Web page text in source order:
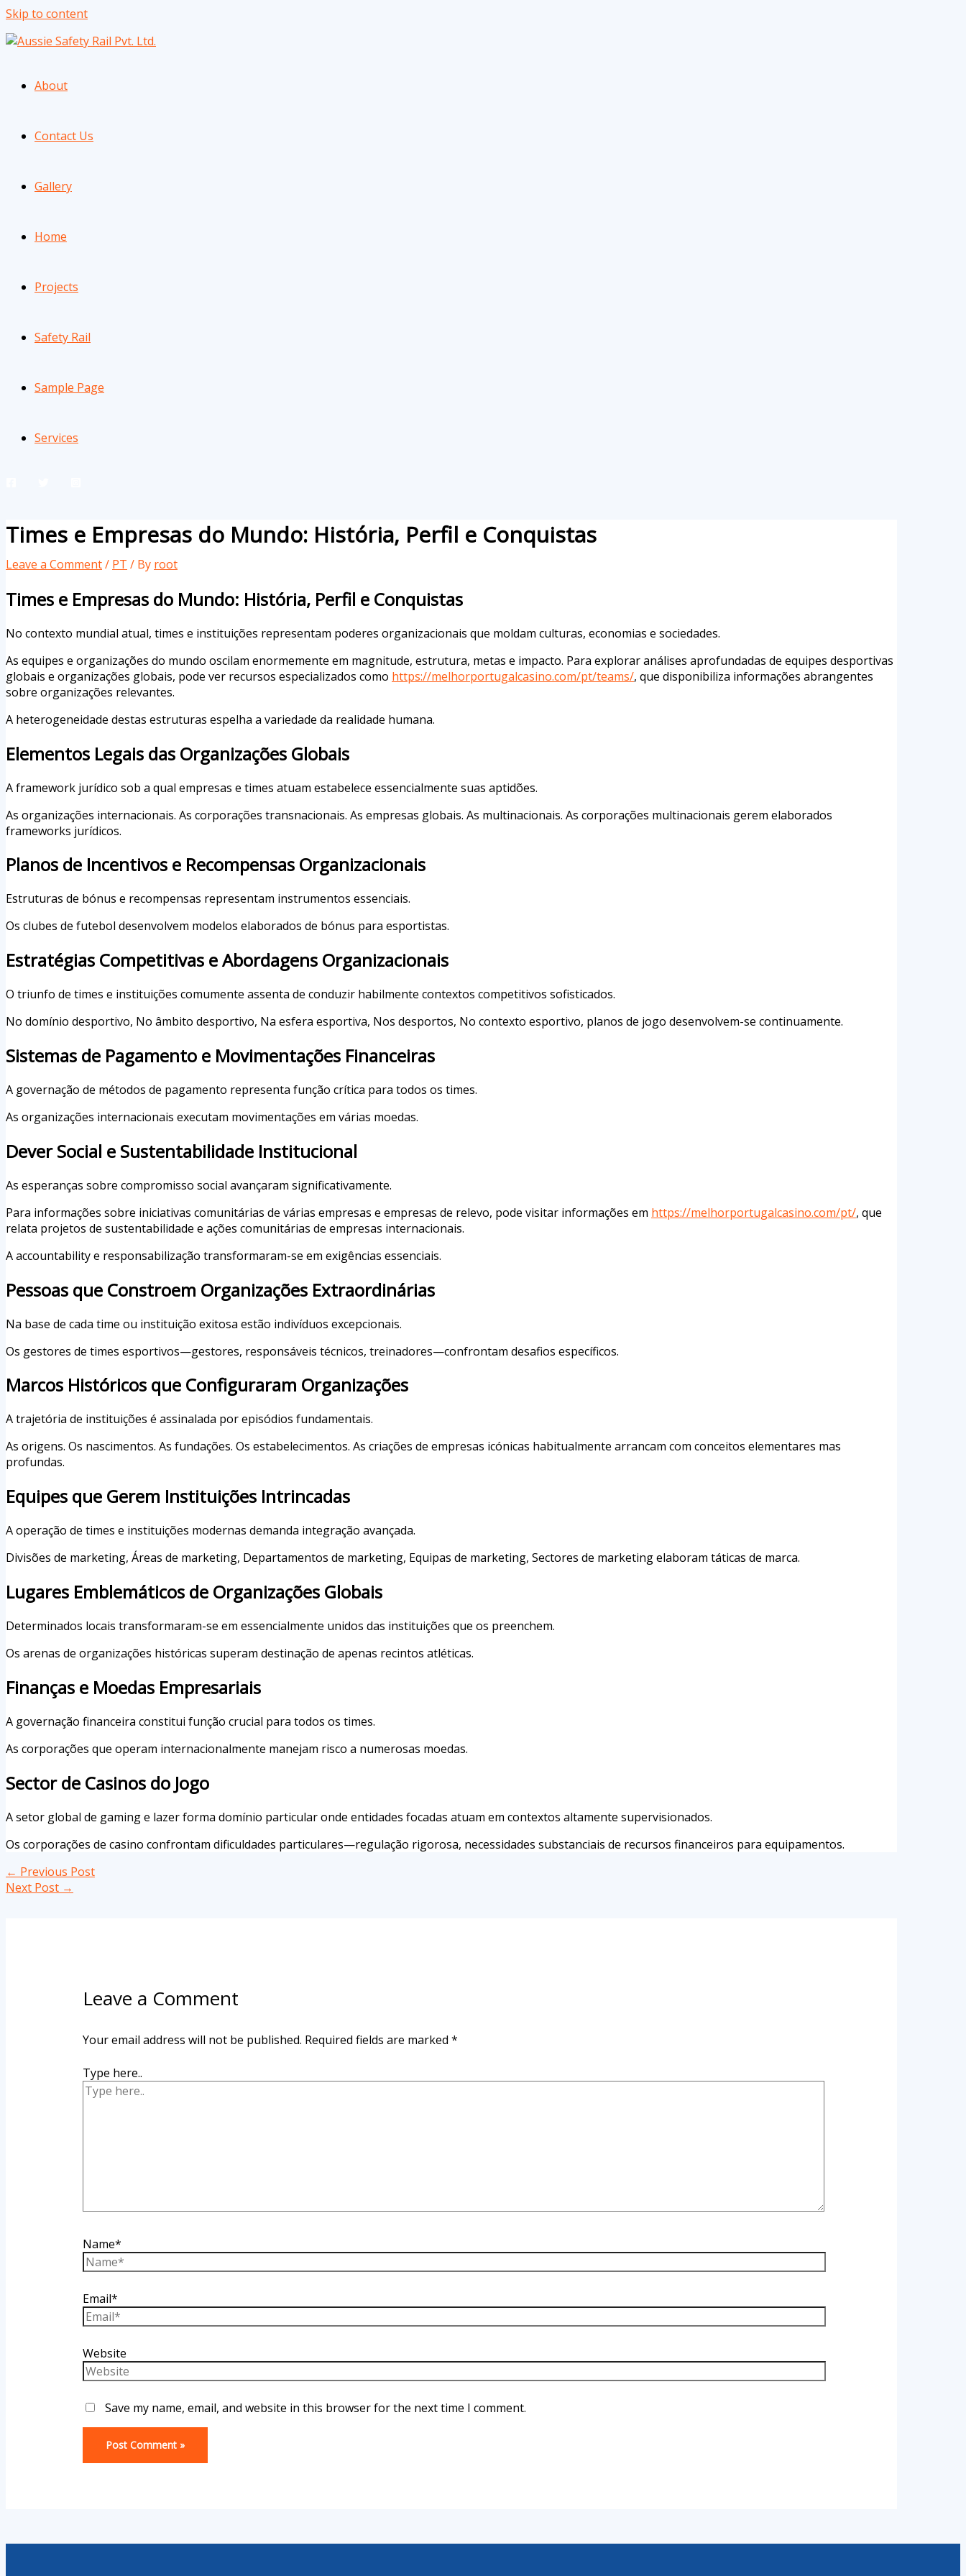
Skip to content
About
Contact Us
Gallery
Home
Projects
Safety Rail
Sample Page
Services
Times e Empresas do Mundo: História, Perfil e Conquistas
Leave a Comment/ PT / By root
Times e Empresas do Mundo: História, Perfil e Conquistas
No contexto mundial atual, times e instituições representam poderes organizacionais que moldam culturas, economias e sociedades.
As equipes e organizações do mundo oscilam enormemente em magnitude, estrutura, metas e impacto. Para explorar análises aprofundadas de equipes desportivas
globais e organizações globais, pode ver recursos especializados como https://melhorportugalcasino.com/pt/teams/, que disponibiliza informações abrangentes
sobre organizações relevantes.
A heterogeneidade destas estruturas espelha a variedade da realidade humana.
Elementos Legais das Organizações Globais
A framework jurídico sob a qual empresas e times atuam estabelece essencialmente suas aptidões.
As organizações internacionais. As corporações transnacionais. As empresas globais. As multinacionais. As corporações multinacionais gerem elaborados
frameworks jurídicos.
Planos de Incentivos e Recompensas Organizacionais
Estruturas de bónus e recompensas representam instrumentos essenciais.
Os clubes de futebol desenvolvem modelos elaborados de bónus para esportistas.
Estratégias Competitivas e Abordagens Organizacionais
O triunfo de times e instituições comumente assenta de conduzir habilmente contextos competitivos sofisticados.
No domínio desportivo, No âmbito desportivo, Na esfera esportiva, Nos desportos, No contexto esportivo, planos de jogo desenvolvem-se continuamente.
Sistemas de Pagamento e Movimentações Financeiras
A governação de métodos de pagamento representa função crítica para todos os times.
As organizações internacionais executam movimentações em várias moedas.
Dever Social e Sustentabilidade Institucional
As esperanças sobre compromisso social avançaram significativamente.
Para informações sobre iniciativas comunitárias de várias empresas e empresas de relevo, pode visitar informações em https://melhorportugalcasino.com/pt/, que
relata projetos de sustentabilidade e ações comunitárias de empresas internacionais.
A accountability e responsabilização transformaram-se em exigências essenciais.
Pessoas que Constroem Organizações Extraordinárias
Na base de cada time ou instituição exitosa estão indivíduos excepcionais.
Os gestores de times esportivos—gestores, responsáveis técnicos, treinadores—confrontam desafios específicos.
Marcos Históricos que Configuraram Organizações
A trajetória de instituições é assinalada por episódios fundamentais.
As origens. Os nascimentos. As fundações. Os estabelecimentos. As criações de empresas icónicas habitualmente arrancam com conceitos elementares mas
profundas.
Equipes que Gerem Instituições Intrincadas
A operação de times e instituições modernas demanda integração avançada.
Divisões de marketing, Áreas de marketing, Departamentos de marketing, Equipas de marketing, Sectores de marketing elaboram táticas de marca.
Lugares Emblemáticos de Organizações Globais
Determinados locais transformaram-se em essencialmente unidos das instituições que os preenchem.
Os arenas de organizações históricas superam destinação de apenas recintos atléticas.
Finanças e Moedas Empresariais
A governação financeira constitui função crucial para todos os times.
As corporações que operam internacionalmente manejam risco a numerosas moedas.
Sector de Casinos do Jogo
A setor global de gaming e lazer forma domínio particular onde entidades focadas atuam em contextos altamente supervisionados.
Os corporações de casino confrontam dificuldades particulares—regulação rigorosa, necessidades substanciais de recursos financeiros para equipamentos.
← Previous Post
Next Post →
Leave a Comment
Your email address will not be published. Required fields are marked *
Type here..
Name*
Email*
Website
Save my name, email, and website in this browser for the next time I comment.